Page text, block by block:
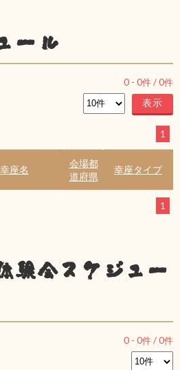
ール
0 - 0件 /0件
1
幸座名
会場都
道府県
幸座タイプ
1
験会スケジュー
0 - 0件 /0件